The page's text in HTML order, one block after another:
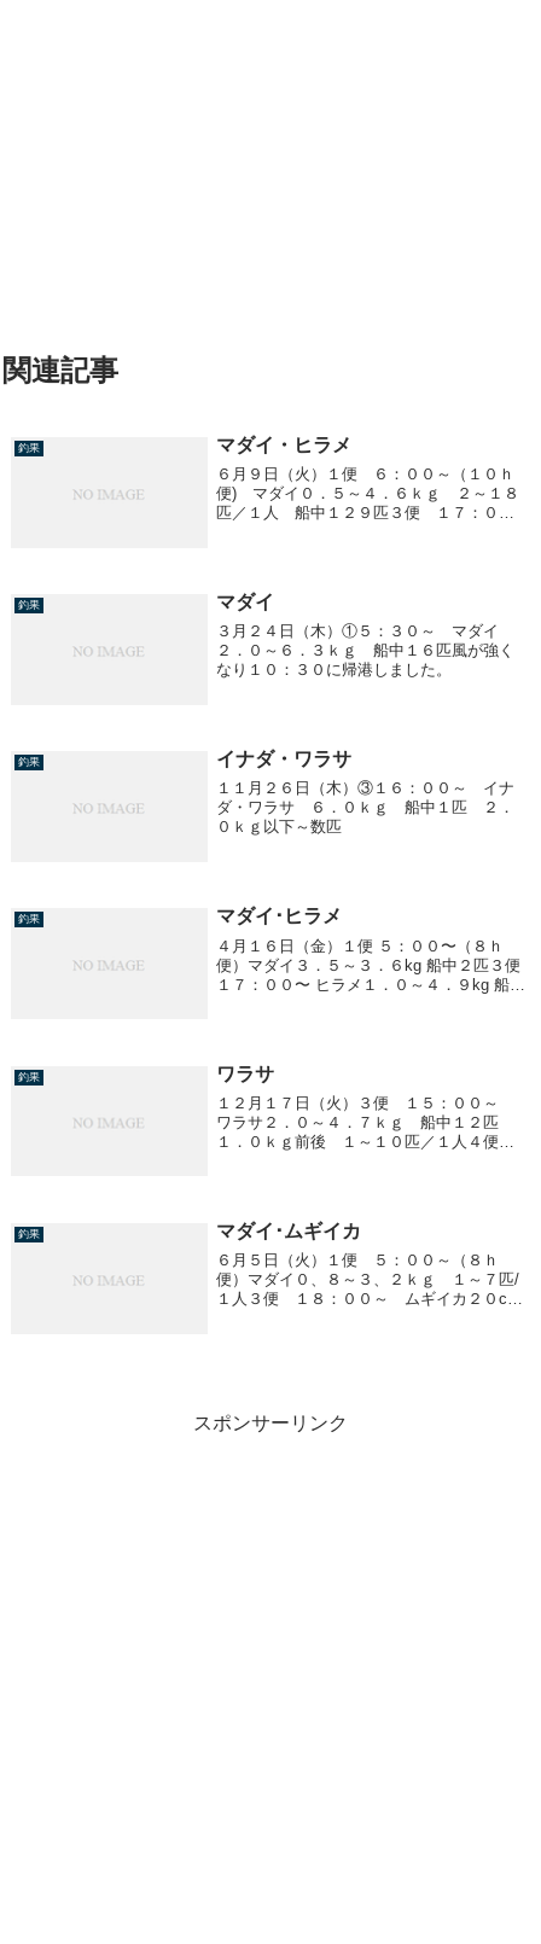
関連記事
釣果 マダイ・ヒラメ
６月９日（火）１便 ６：００～（１０ｈ
便) マダイ０．５～４．６ｋｇ ２～１８
匹／１人 船中１２９匹３便 １７：００
釣果 マダイ
３月２４日（木）①５：３０～ マダイ
２．０～６．３ｋｇ 船中１６匹風が強く
なり１０：３０に帰港しました。
釣果 イナダ・ワラサ
１１月２６日（木）③１６：００～ イナ
ダ・ワラサ ６．０ｋｇ 船中１匹 ２．
０ｋｇ以下～数匹
釣果 マダイ･ヒラメ
４月１６日（金）１便 ５：００〜（８ｈ
便）マダイ３．５～３．６kg 船中２匹３便
１７：００〜 ヒラメ１．０～４．９kg 船中
釣果 ワラサ
１２月１７日（火）３便 １５：００～
ワラサ２．０～４．７ｋｇ 船中１２匹
１．０ｋｇ前後 １～１０匹／１人４便
釣果 マダイ･ムギイカ
６月５日（火）１便 ５：００～（８ｈ
便）マダイ０、８～３、２ｋｇ １～７匹/
１人３便 １８：００～ ムギイカ２０cm
スポンサーリンク